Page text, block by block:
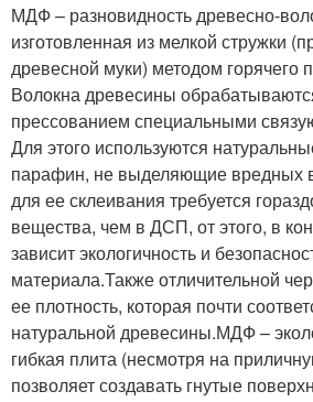
МДФ – разновидность древесно-
изготовленная из мелкой стружки
древесной муки) методом горячего
Волокна древесины
прессованием специальными
Для этого используются
парафин, не выделяющие вредных
для ее склеивания требуется
вещества, чем в ДСП, от этого, в
зависит экологичность и
материала.Также отличительной
ее плотность, которая почти
натуральной древесины.МДФ –
гибкая плита (несмотря на
позволяет создавать гнутые